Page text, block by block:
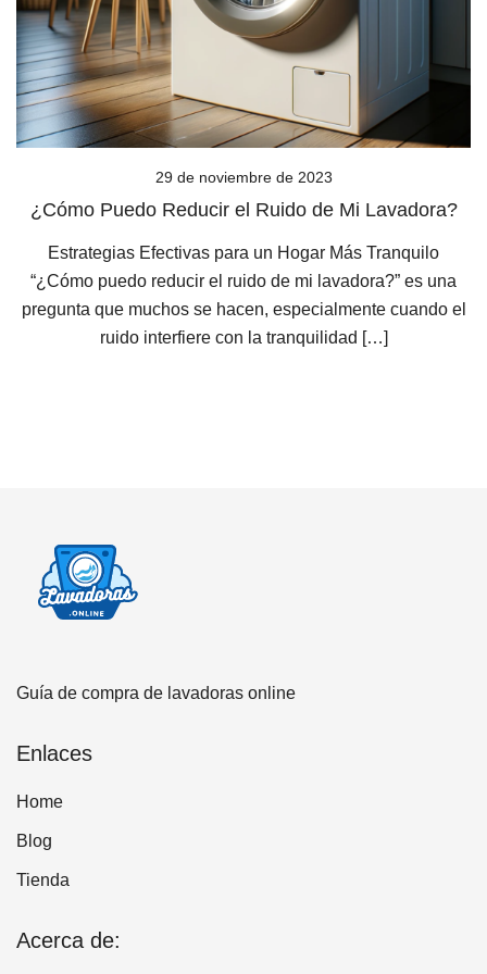
29 de noviembre de 2023
¿Cómo Puedo Reducir el Ruido de Mi Lavadora?
Estrategias Efectivas para un Hogar Más Tranquilo
“¿Cómo puedo reducir el ruido de mi lavadora?” es una
pregunta que muchos se hacen, especialmente cuando el
ruido interfiere con la tranquilidad […]
Guía de compra de lavadoras online
Enlaces
Home
Blog
Tienda
Acerca de: